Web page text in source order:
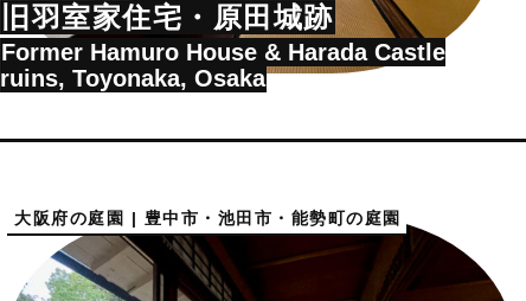
旧羽室家住宅・原田城跡
Former Hamuro House & Harada Castle
ruins, Toyonaka, Osaka
大阪府の庭園 | 豊中市・池田市・能勢町の庭園